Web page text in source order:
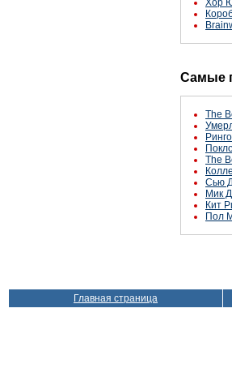
Самые
The
The
Сью
Мик
Кит
Пол
Главная страница